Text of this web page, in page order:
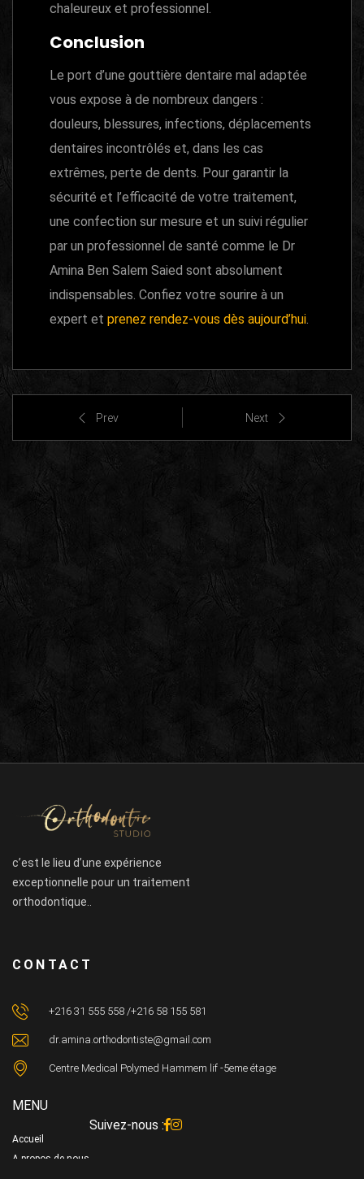
chaleureux et professionnel.
Conclusion
Le port d’une gouttière dentaire mal adaptée
vous expose à de nombreux dangers :
douleurs, blessures, infections, déplacements
dentaires incontrôlés et, dans les cas
extrêmes, perte de dents. Pour garantir la
sécurité et l’efficacité de votre traitement,
une confection sur mesure et un suivi régulier
par un professionnel de santé comme le Dr
Amina Ben Salem Saied sont absolument
indispensables. Confiez votre sourire à un
expert et prenez rendez-vous dès aujourd’hui.
Prev Next
c’est le lieu d’une expérience
exceptionnelle pour un traitement
orthodontique..
CONTACT
+216 31 555 558 /+216 58 155 581
dr.amina.orthodontiste@gmail.com
Centre Medical Polymed Hammem lif -5eme étage
MENU
Accueil
A propos de nous
Suivez-nous :